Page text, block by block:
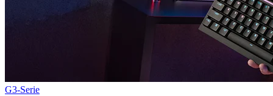
G3-Serie